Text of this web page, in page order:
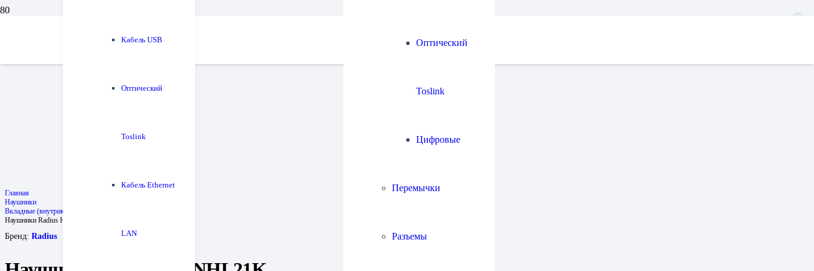
Кабель USB
Оптический
Toslink
Кабель Ethernet
LAN
Оптический
Toslink
Цифровые
Перемычки
Разъемы
Главная
Наушники
Вкладные (внутриканальные) наушники
Наушники Radius HP-NHL21K
Бренд: Radius